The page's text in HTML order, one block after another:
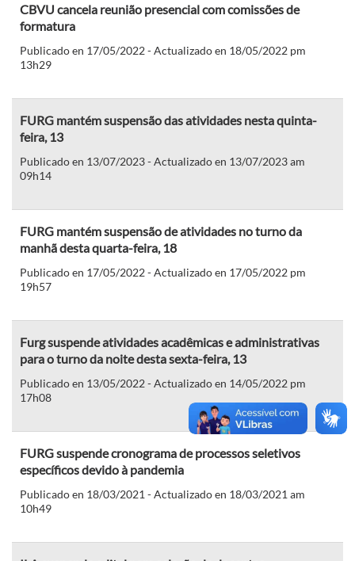
CBVU cancela reunião presencial com comissões de
formatura
Publicado en 17/05/2022 - Actualizado en 18/05/2022 pm
13h29
FURG mantém suspensão das atividades nesta quinta-
feira, 13
Publicado en 13/07/2023 - Actualizado en 13/07/2023 am
09h14
FURG mantém suspensão de atividades no turno da
manhã desta quarta-feira, 18
Publicado en 17/05/2022 - Actualizado en 17/05/2022 pm
19h57
Furg suspende atividades acadêmicas e administrativas
para o turno da noite desta sexta-feira, 13
Publicado en 13/05/2022 - Actualizado en 14/05/2022 pm
17h08
FURG suspende cronograma de processos seletivos
específicos devido à pandemia
Publicado en 18/03/2021 - Actualizado en 18/03/2021 am
10h49